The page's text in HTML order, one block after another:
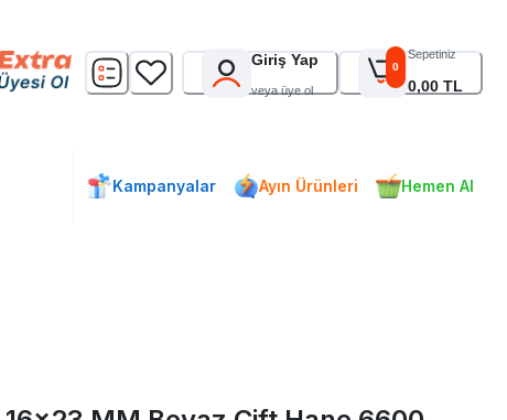
Giriş Yap
veya üye ol
0
Sepetiniz
0,00 TL
Kampanyalar Ayın Ürünleri Hemen Al